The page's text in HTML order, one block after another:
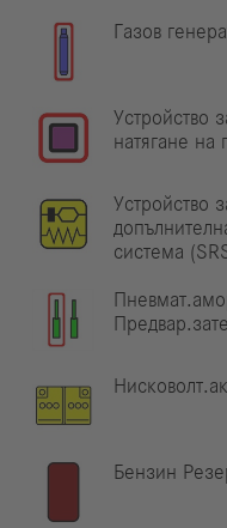
Газов
Устройство
натягане на
Устройство
система
Бензин